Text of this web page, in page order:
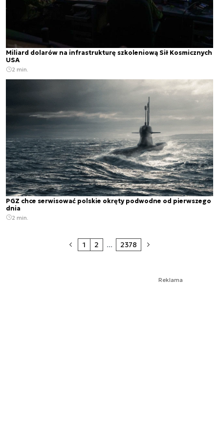
Miliard dolarów na infrastrukturę szkoleniową Sił Kosmicznych
USA
2 min.
PGZ chce serwisować polskie okręty podwodne od pierwszego
dnia
2 min.
1 2 ... 2378
Reklama